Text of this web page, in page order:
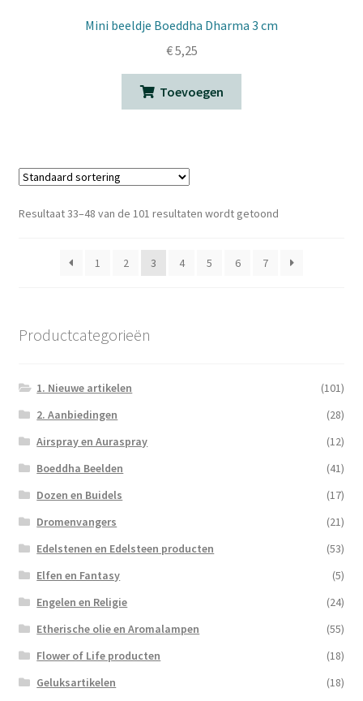
Mini beeldje Boeddha Dharma 3 cm
€5,25
Toevoegen
Resultaat 33–48 van de 101 resultaten wordt getoond
1 2 3 4 5 6 7
Productcategorieën
1. Nieuwe artikelen
(101)
2. Aanbiedingen
(28)
Airspray en Auraspray
(12)
Boeddha Beelden
(41)
Dozen en Buidels
(17)
Dromenvangers
(21)
Edelstenen en Edelsteen producten
(53)
Elfen en Fantasy
(5)
Engelen en Religie
(24)
Etherische olie en Aromalampen
(55)
Flower of Life producten
(18)
Geluksartikelen
(18)